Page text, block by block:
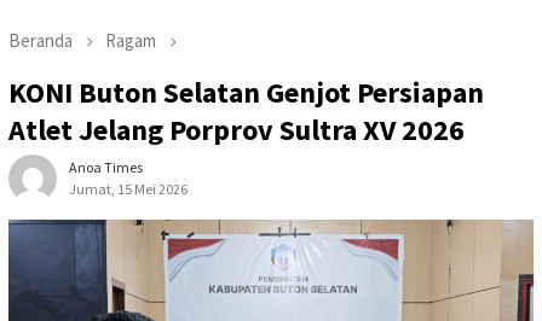
Beranda Ragam
KONI Buton Selatan Genjot Persiapan
Atlet Jelang Porprov Sultra XV 2026
Anoa Times
Jumat, 15 Mei 2026